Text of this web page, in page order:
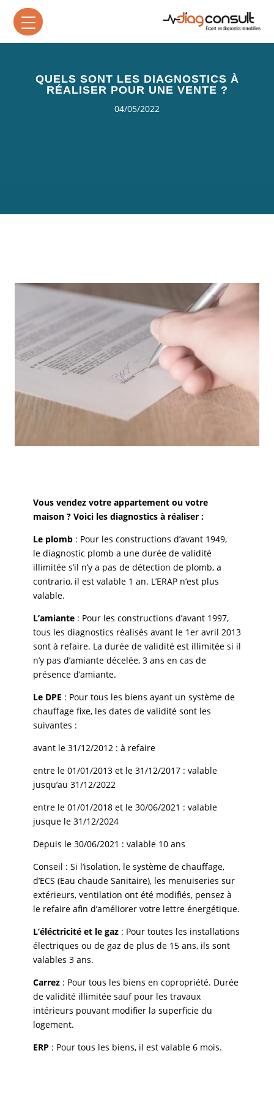
QUELS SONT LES DIAGNOSTICS À
RÉALISER POUR UNE VENTE ?
04/05/2022
Vous vendez votre appartement ou votre
maison ? Voici les diagnostics à réaliser :
Le plomb: Pour les constructions d’avant 1949,
le diagnostic plomb a une durée de validité
illimitée s’il n’y a pas de détection de plomb, a
contrario, il est valable 1 an. L’ERAP n’est plus
valable.
L’amiante: Pour les constructions d’avant 1997,
tous les diagnostics réalisés avant le 1er avril 2013
sont à refaire. La durée de validité est illimitée si il
n’y pas d’amiante décelée, 3 ans en cas de
présence d’amiante.
Le DPE : Pour tous les biens ayant un système de
chauffage fixe, les dates de validité sont les
suivantes :
avant le 31/12/2012 : à refaire
entre le 01/01/2013 et le 31/12/2017 : valable
jusqu’au 31/12/2022
entre le 01/01/2018 et le 30/06/2021 : valable
jusque le 31/12/2024
Depuis le 30/06/2021 : valable 10 ans
Conseil : Si l’isolation, le système de chauffage,
d’ECS (Eau chaude Sanitaire), les menuiseries sur
extérieurs, ventilation ont été modifiés, pensez à
le refaire afin d’améliorer votre lettre énergétique.
L’éléctricité et le gaz: Pour toutes les installations
électriques ou de gaz de plus de 15 ans, ils sont
valables 3 ans.
Carrez: Pour tous les biens en copropriété. Durée
de validité illimitée sauf pour les travaux
intérieurs pouvant modifier la superficie du
logement.
ERP : Pour tous les biens, il est valable 6 mois.